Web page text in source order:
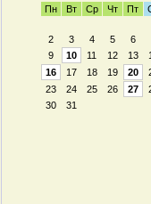
Пн
Вт Ср Чт Пт
2 3 4 5 6
9
10 11 12 13
16
17 18 19 20
23
24 25 26 27
30
31